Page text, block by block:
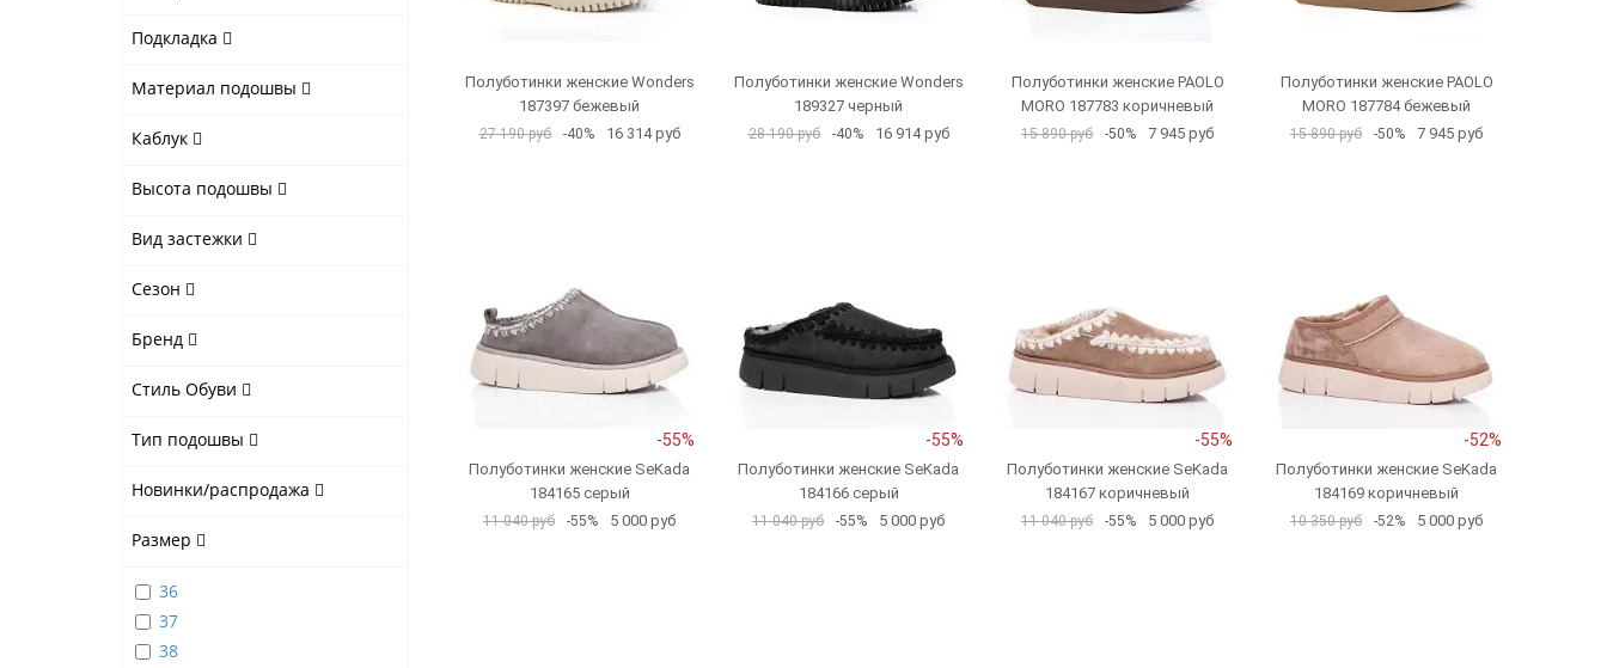
Подкладка
Материал подошвы
Каблук
Высота подошвы
Вид застежки
Сезон
Бренд
Стиль Обуви
Тип подошвы
Новинки/распродажа
Размер
36
37
38
Полуботинки женские Wonders
187397 бежевый
27 190 руб -40% 16 314 руб
Полуботинки женские Wonders
189327 черный
28 190 руб -40% 16 914 руб
Полуботинки женские PAOLO
MORO 187783 коричневый
15 890 руб -50% 7 945 руб
Полуботинки женские PAOLO
MORO 187784 бежевый
15 890 руб -50% 7 945 руб
-55%
Полуботинки женские SeKada
184165 серый
11 040 руб -55% 5 000 руб
-55%
Полуботинки женские SeKada
184166 серый
11 040 руб -55% 5 000 руб
-55%
Полуботинки женские SeKada
184167 коричневый
11 040 руб -55% 5 000 руб
-52%
Полуботинки женские SeKada
184169 коричневый
10 350 руб -52% 5 000 руб